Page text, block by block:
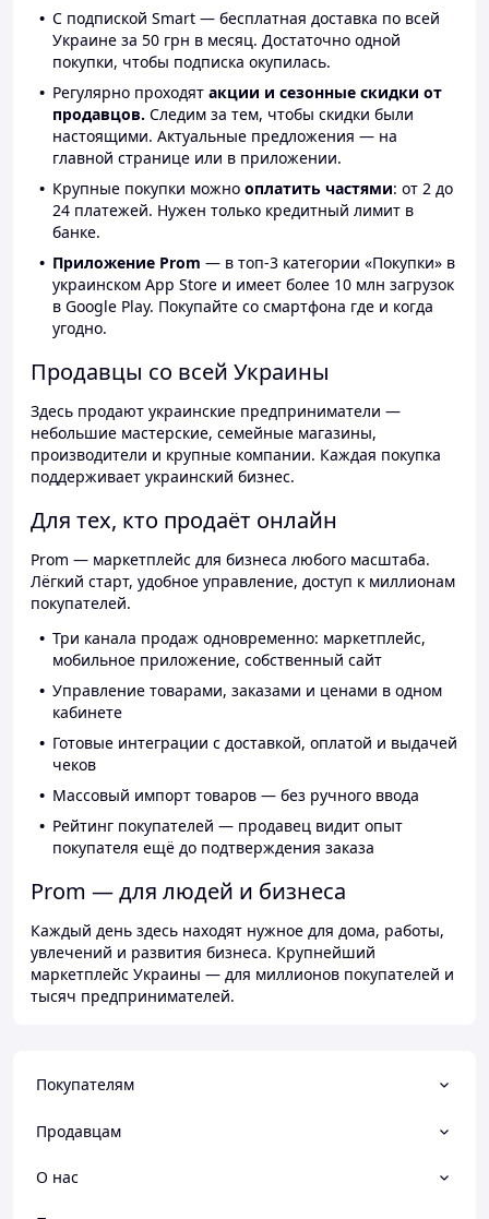
С подпиской Smart — бесплатная доставка по всей
Украине за 50 грн в месяц. Достаточно одной
покупки, чтобы подписка окупилась.
Регулярно проходят акции и сезонные скидки от
продавцов. Следим за тем, чтобы скидки были
настоящими. Актуальные предложения — на
главной странице или в приложении.
Крупные покупки можно оплатить частями: от 2 до
24 платежей. Нужен только кредитный лимит в
банке.
Приложение Prom — в топ-3 категории «Покупки» в
украинском App Store и имеет более 10 млн загрузок
в Google Play. Покупайте со смартфона где и когда
угодно.
Продавцы со всей Украины
Здесь продают украинские предприниматели —
небольшие мастерские, семейные магазины,
производители и крупные компании. Каждая покупка
поддерживает украинский бизнес.
Для тех, кто продаёт онлайн
Prom — маркетплейс для бизнеса любого масштаба.
Лёгкий старт, удобное управление, доступ к миллионам
покупателей.
Три канала продаж одновременно: маркетплейс,
мобильное приложение, собственный сайт
Управление товарами, заказами и ценами в одном
кабинете
Готовые интеграции с доставкой, оплатой и выдачей
чеков
Массовый импорт товаров — без ручного ввода
Рейтинг покупателей — продавец видит опыт
покупателя ещё до подтверждения заказа
Prom — для людей и бизнеса
Каждый день здесь находят нужное для дома, работы,
увлечений и развития бизнеса. Крупнейший
маркетплейс Украины — для миллионов покупателей и
тысяч предпринимателей.
Покупателям
Продавцам
О нас